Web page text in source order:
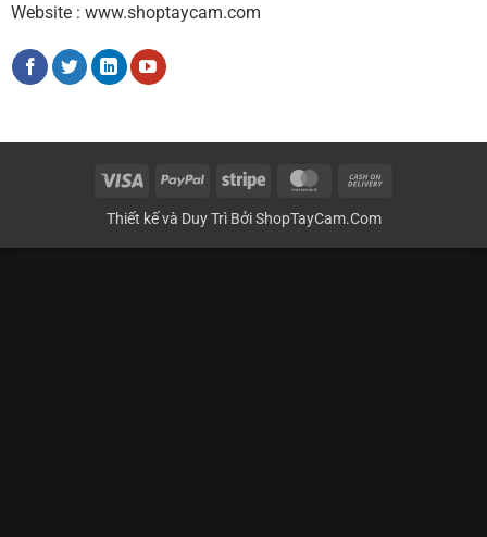
Website : www.shoptaycam.com
Visa PayPal Stripe MasterCard
Thiết kế và Duy Trì BởiShopTayCam.Com